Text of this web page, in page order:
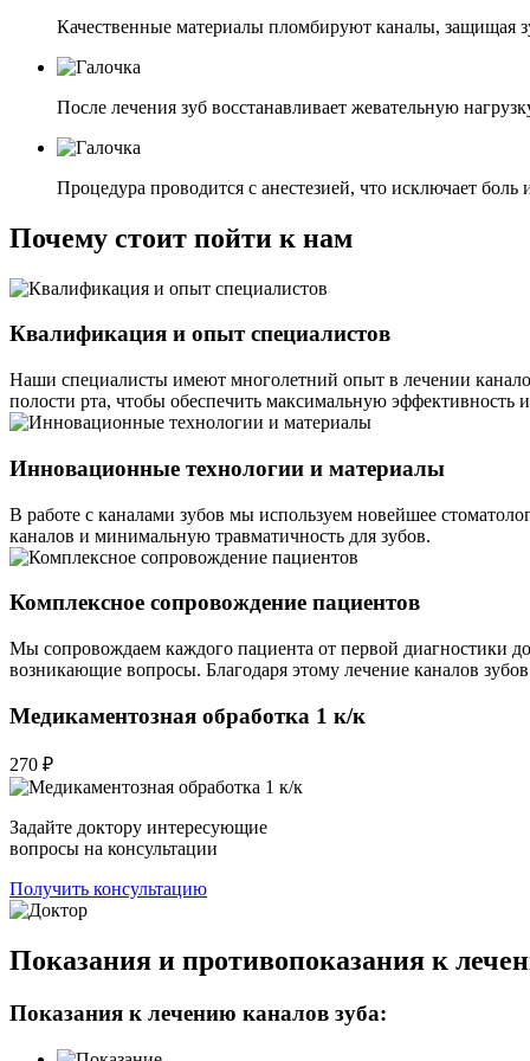
Качественные материалы пломбируют каналы, защищая
После лечения зуб восстанавливает жевательную
Процедура проводится с анестезией, что исключает боль
Почему стоит пойти к нам
Квалификация и опыт специалистов
Наши специалисты имеют многолетний опыт в лечении
полости рта, чтобы обеспечить максимальную эффективность
Инновационные технологии и материалы
В работе с каналами зубов мы используем новейшее
каналов и минимальную травматичность для зубов.
Комплексное сопровождение пациентов
Мы сопровождаем каждого пациента от первой диагностики
возникающие вопросы. Благодаря этому лечение каналов
Медикаментозная обработка 1 к/к
270 ₽
Задайте доктору интересующие
вопросы на консультации
Получить консультацию
Показания и противопоказания к
Показания к лечению каналов зуба: